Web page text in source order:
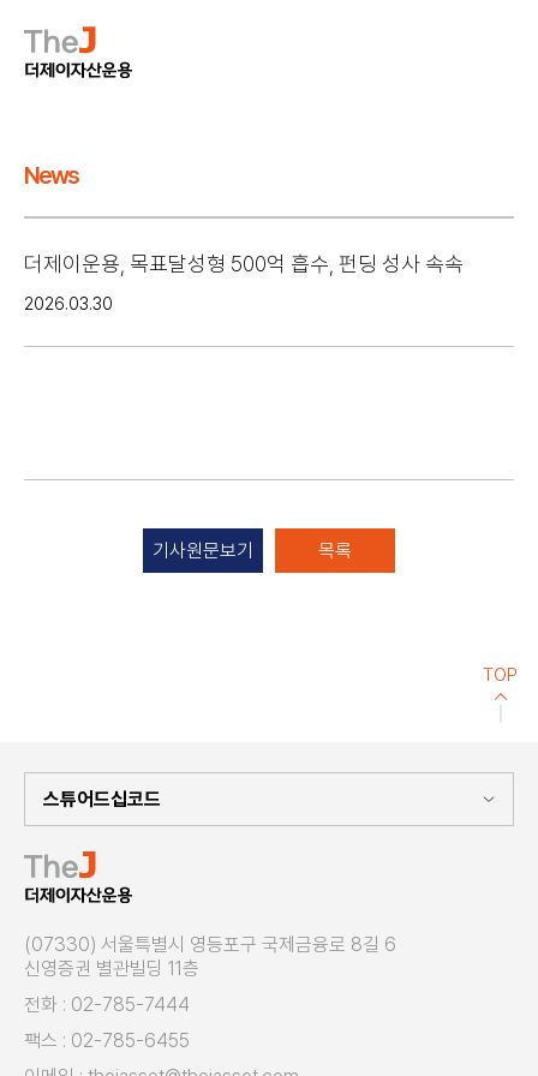
News
더제이운용, 목표달성형 500억 흡수, 펀딩 성사 속속
2026.03.30
기사원문보기 목록
TOP
(07330) 서울특별시 영등포구 국제금융로 8길 6
신영증권 별관빌딩 11층
전화 : 02-785-7444
팩스 : 02-785-6455